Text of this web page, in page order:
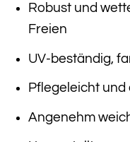
Robust und
Freien
UV-beständig,
Pflegeleicht
Angenehm